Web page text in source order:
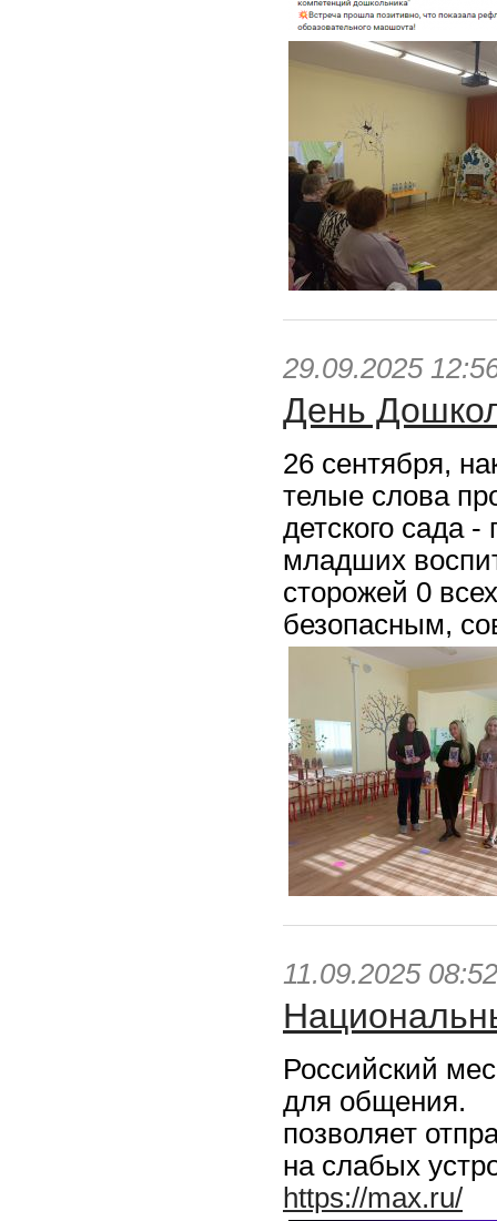
29.09.2025
День
26 сентября,
телые слова
детского сада -
младших
сторожей 0
безопасным,
11.09.2025 08:52
Российский
для общения.
позволяет
на слабых
https://max.ru/